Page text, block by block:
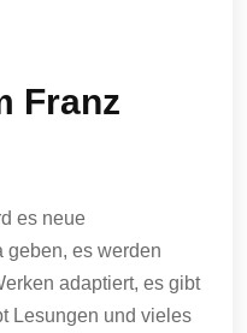
Franz
es neue
geben, es werden
adaptiert, es gibt
Lesungen und vieles